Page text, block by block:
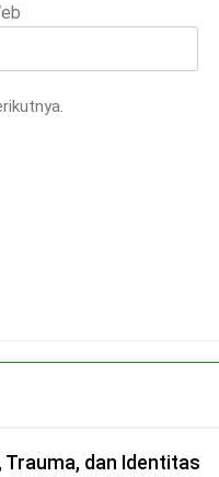
Trauma, dan Identitas